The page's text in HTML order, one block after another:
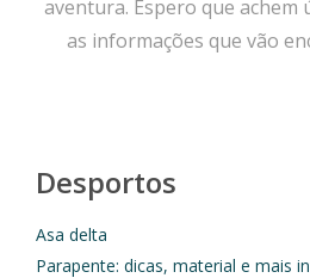
aventura. Espero que achem
as informações que vão
Desportos
Asa delta
Parapente: dicas, material e mais